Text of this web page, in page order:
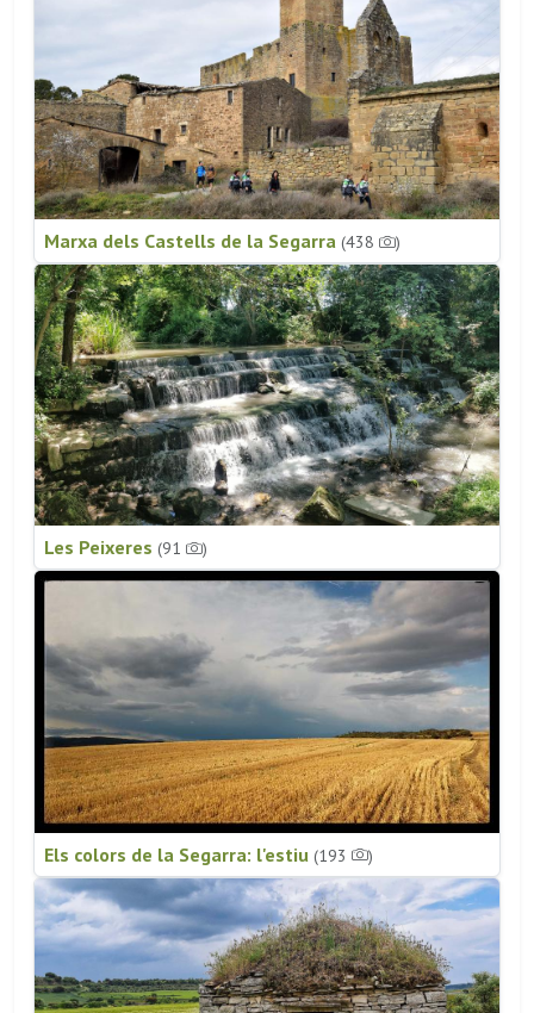
Marxa dels Castells de la Segarra (438 )
Les Peixeres (91 )
Els colors de la Segarra: l'estiu (193 )